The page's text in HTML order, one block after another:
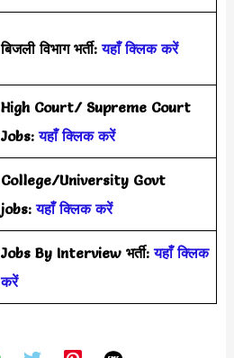
बिजली विभाग भर्ती:यहाँ क्लिक करें
High Court/ Supreme Court
Jobs:यहाँ क्लिक करें
College/University Govt
jobs:यहाँ क्लिक करें
Jobs By Interview भर्ती:यहाँ क्लिक
करें